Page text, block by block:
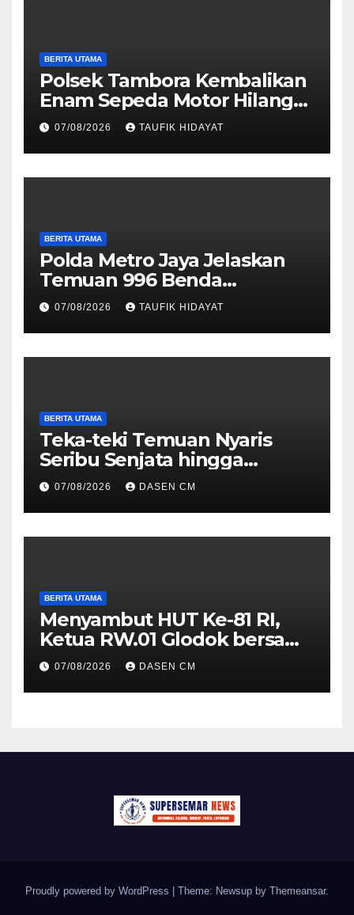
BERITA UTAMA
Polsek Tambora Kembalikan
Enam Sepeda Motor Hilang
kepada Pemilik, Wujud Nyata
Pelayanan Presisi Polri
07/08/2026 TAUFIK HIDAYAT
BERITA UTAMA
Polda Metro Jaya Jelaskan
Temuan 996 Benda
Menyerupai Senjata di
Yayasan Jaksel
07/08/2026 TAUFIK HIDAYAT
BERITA UTAMA
Teka-teki Temuan Nyaris
Seribu Senjata hingga
Narkoba di Sekolah Jaksel
07/08/2026 DASEN CM
BERITA UTAMA
Menyambut HUT Ke-81 RI,
Ketua RW.01 Glodok bersama
Tiga Pilar Kecamatan
mengadakan kegiatan Jumat
berkah
07/08/2026 DASEN CM
Proudly powered by WordPress Theme: Newsup by Themeansar.